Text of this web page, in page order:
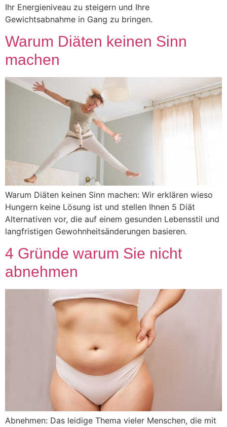
Ihr Energieniveau zu steigern und Ihre
Gewichtsabnahme in Gang zu bringen.
Warum Diäten keinen Sinn
machen
Warum Diäten keinen Sinn machen: Wir erklären wieso
Hungern keine Lösung ist und stellen Ihnen 5 Diät
Alternativen vor, die auf einem gesunden Lebensstil und
langfristigen Gewohnheitsänderungen basieren.
4 Gründe warum Sie nicht
abnehmen
Abnehmen: Das leidige Thema vieler Menschen, die mit